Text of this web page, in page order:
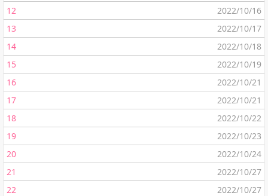
12
2022/10/16
13
2022/10/17
14
2022/10/18
15
2022/10/19
16
2022/10/21
17
2022/10/21
18
2022/10/22
19
2022/10/23
20
2022/10/24
21
2022/10/27
22
2022/10/27